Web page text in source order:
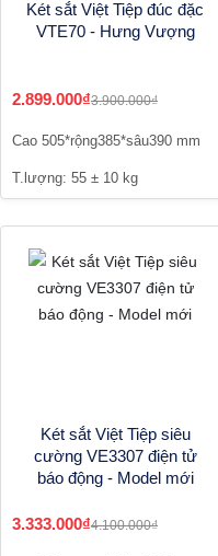
Két sắt Việt Tiệp đúc đặc
VTE70 - Hưng Vượng
2.899.000₫3.900.000₫
Cao 505*rộng385*sâu390 mm
T.lượng: 55 ± 10 kg
Két sắt Việt Tiệp siêu
cường VE3307 điện tử
báo động - Model mới
3.333.000₫4.100.000₫